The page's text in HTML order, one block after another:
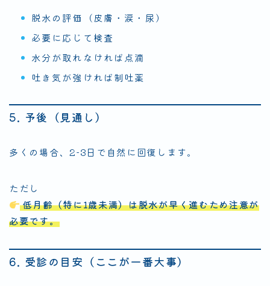
脱水の評価（皮膚・涙・尿）
必要に応じて検査
水分が取れなければ点滴
吐き気が強ければ制吐薬
5. 予後（見通し）
多くの場合、2-3日で自然に回復します。
ただし
低月齢（特に1歳未満）は脱水が早く進むため注意が
必要です。
6. 受診の目安（ここが一番大事）